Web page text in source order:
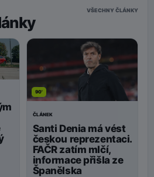
VŠECHNY ČLÁNKY
90'
ČLÁNEK
Santi Denia má vést
českou reprezentaci.
FAČR zatím mlčí,
informace přišla ze
Španělska